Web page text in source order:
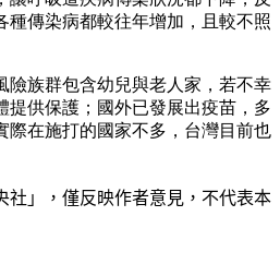
種傳染病都較往年增加，且較不照
險族群包含幼兒與老人家，若不幸
提供保護；國外已發展出疫苗，多
際在施打的國家不多，台灣目前也
社」
，僅反映作者意見，不代表本